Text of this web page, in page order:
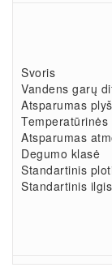
Svoris
Vandens garų
Atsparumas
Atsparumas
Degumo klasė
Standartinis
Standartinis ilgis